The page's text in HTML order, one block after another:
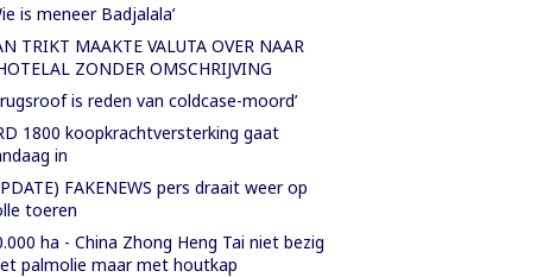
is meneer Badjalala’
TRIKT MAAKTE VALUTA OVER NAAR
ZONDER OMSCHRIJVING
is reden van coldcase-moord’
1800 koopkrachtversterking gaat
in
FAKENEWS pers draait weer op
toeren
ha - China Zhong Heng Tai niet bezig
palmolie maar met houtkap